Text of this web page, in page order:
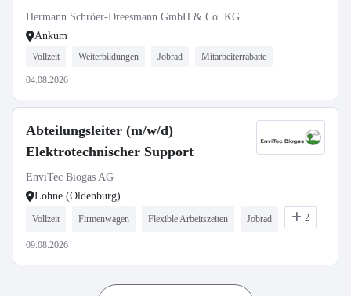
Hermann Schröer-Dreesmann GmbH & Co. KG
Ankum
Vollzeit Weiterbildungen Jobrad Mitarbeiterrabatte
04.08.2026
Abteilungsleiter (m/w/d)
Elektrotechnischer Support
EnviTec Biogas AG
Lohne (Oldenburg)
Vollzeit Firmenwagen Flexible Arbeitszeiten Jobrad 2
09.08.2026